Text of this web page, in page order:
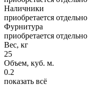
Наличники
приобретается отдельно
Фурнитура
приобретается отдельно
Вес, кг
25
Объем, куб. м.
0.2
показать всё